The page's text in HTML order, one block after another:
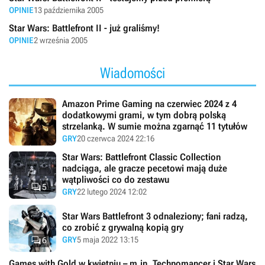
OPINIE13 października 2005
Star Wars: Battlefront II - już graliśmy!
OPINIE2 września 2005
Wiadomości
Amazon Prime Gaming na czerwiec 2024 z 4
dodatkowymi grami, w tym dobrą polską
strzelanką. W sumie można zgarnąć 11 tytułów
GRY20 czerwca 2024 22:16
5
Star Wars: Battlefront Classic Collection
nadciąga, ale gracze pecetowi mają duże
wątpliwości co do zestawu
GRY22 lutego 2024 12:02
6
Star Wars Battlefront 3 odnaleziony; fani radzą,
co zrobić z grywalną kopią gry
GRY5 maja 2022 13:15